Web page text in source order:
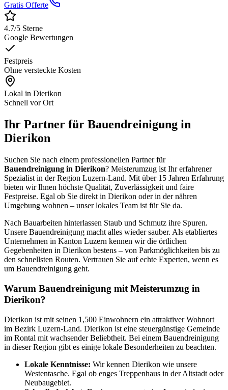
Gratis Offerte
4.7/5 Sterne
Google Bewertungen
Festpreis
Ohne versteckte Kosten
Lokal in Dierikon
Schnell vor Ort
Ihr Partner für Bauendreinigung in
Dierikon
Suchen Sie nach einem professionellen Partner für
Bauendreinigung in Dierikon? Meisterumzug ist Ihr erfahrener
Spezialist in der Region Luzern-Land. Mit über 15 Jahren Erfahrung
bieten wir Ihnen höchste Qualität, Zuverlässigkeit und faire
Festpreise. Egal ob Sie direkt in Dierikon oder in der nähren
Umgebung wohnen – unser lokales Team ist für Sie da.
Nach Bauarbeiten hinterlassen Staub und Schmutz ihre Spuren.
Unsere Bauendreinigung macht alles wieder sauber. Als etabliertes
Unternehmen in Kanton Luzern kennen wir die örtlichen
Gegebenheiten in Dierikon bestens – von Parkmöglichkeiten bis zu
den schnellsten Routen. Vertrauen Sie auf echte Experten, wenn es
um Bauendreinigung geht.
Warum Bauendreinigung mit Meisterumzug in
Dierikon?
Dierikon ist mit seinen 1,500 Einwohnern ein attraktiver Wohnort
im Bezirk Luzern-Land. Dierikon ist eine steuergünstige Gemeinde
im Rontal mit wachsender Beliebtheit. Bei einem Bauendreinigung
in dieser Region gibt es einige lokale Besonderheiten zu beachten.
Lokale Kenntnisse: Wir kennen Dierikon wie unsere
Westentasche. Egal ob enges Treppenhaus in der Altstadt oder
Neubaugebiet.